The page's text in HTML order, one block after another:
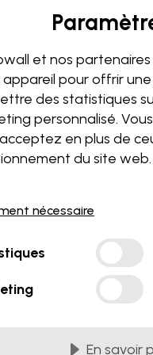
Livrés en lès de
LES PLUS POPULAIRES
et nos
pour offrir
des statistiques
personnalisé.
en plus de
du site web.
nécessaire
En savoir